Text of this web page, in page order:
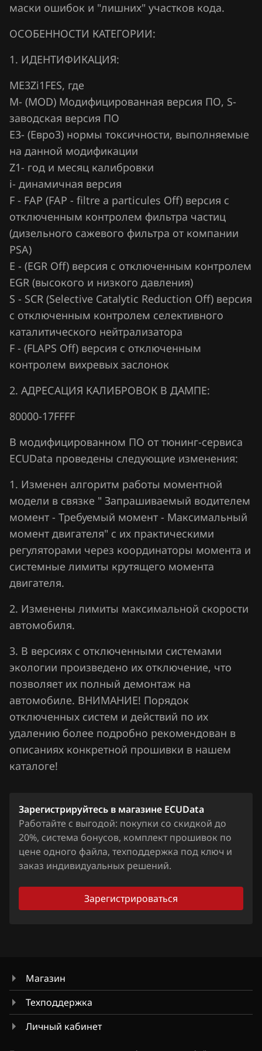
GAC
Geely
Genesis
GMC
Great Wall
Groz
Haima
Haval
Hawtai
Honda
Hongqi
Howo
Infiniti
Iran Khodro
JAC
Jaecoo
Jaguar
Jeep
Jetour
Kia
King Long
KYC
Lancia
Land Rover
Lincoln
Livan
Luxgen
MG
Mini
Mitsubishi
маски ошибок и "лишних" участков кода.
ОСОБЕННОСТИ КАТЕГОРИИ:
1. ИДЕНТИФИКАЦИЯ:
ME3Zi1FES, где
М- (MOD) Модифицированная версия ПО, S-
заводская версия ПО
Е3- (Евро3) нормы токсичности, выполняемые
на данной модификации
Z1- год и месяц калибровки
i- динамичная версия
F - FAP (FAP - filtre a particules Off) версия с
отключенным контролем фильтра частиц
(дизельного сажевого фильтра от компании
PSA)
E - (EGR Off) версия с отключенным контролем
EGR (высокого и низкого давления)
S - SCR (Selective Catalytic Reduction Off) версия
с отключенным контролем селективного
каталитического нейтрализатора
F - (FLAPS Off) версия с отключенным
контролем вихревых заслонок
2. АДРЕСАЦИЯ КАЛИБРОВОК В ДАМПЕ:
80000-17FFFF
В модифицированном ПО от тюнинг-сервиса
ECUData проведены следующие изменения:
1. Изменен алгоритм работы моментной
модели в связке " Запрашиваемый водителем
момент - Требуемый момент - Максимальный
момент двигателя" с их практическими
регуляторами через координаторы момента и
системные лимиты крутящего момента
двигателя.
2. Изменены лимиты максимальной скорости
автомобиля.
3. В версиях с отключенными системами
экологии произведено их отключение, что
позволяет их полный демонтаж на
автомобиле. ВНИМАНИЕ! Порядок
отключенных систем и действий по их
удалению более подробно рекомендован в
описаниях конкретной прошивки в нашем
каталоге!
Зарегистрируйтесь в магазине ECUData
Работайте с выгодой: покупки со скидкой до
20%, система бонусов, комплект прошивок по
цене одного файла, техподдержка под ключ и
заказ индивидуальных решений.
Зарегистрироваться
Магазин
Техподдержка
Личный кабинет